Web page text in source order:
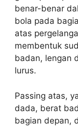
benar-benar
bola pada
atas
membentuk
badan, lengan
lurus.
Passing atas,
dada, berat
bagian depan,